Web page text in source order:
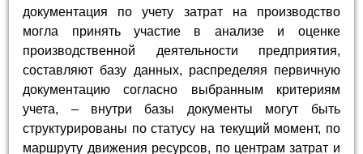
документация по учету затрат на производство
могла принять участие в анализе и оценке
производственной деятельности предприятия,
составляют базу данных, распределяя первичную
документацию согласно выбранным критериям
учета, – внутри базы документы могут быть
структурированы по статусу на текущий момент, по
маршруту движения ресурсов, по центрам затрат и